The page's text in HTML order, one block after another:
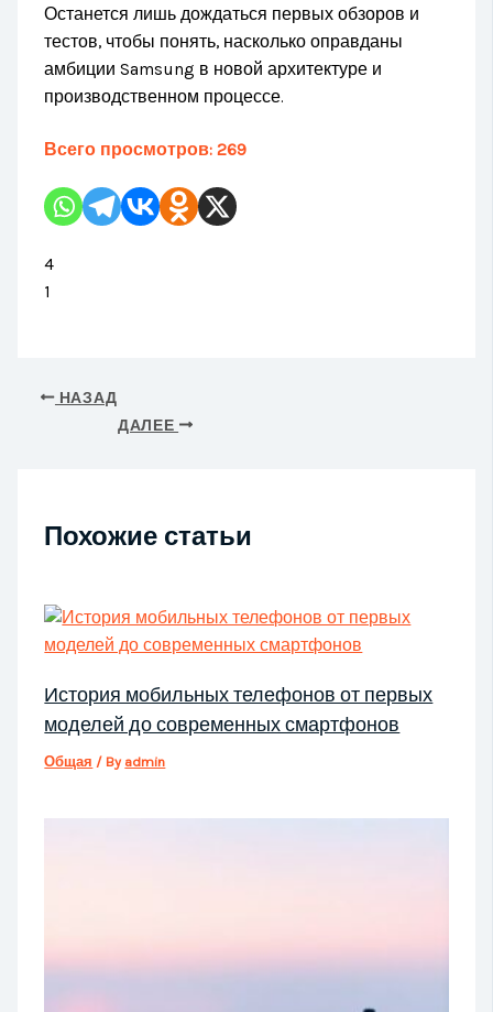
Останется лишь дождаться первых обзоров и
тестов, чтобы понять, насколько оправданы
амбиции Samsung в новой архитектуре и
производственном процессе.
Всего просмотров: 269
4
1
НАЗАД
ДАЛЕЕ
Похожие статьи
История мобильных телефонов от первых
моделей до современных смартфонов
Общая / By admin